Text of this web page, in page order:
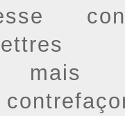
mais